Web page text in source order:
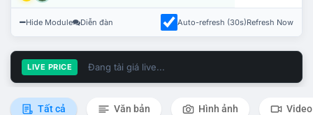
Hide Module Diễn đàn Auto-refresh (30s)Refresh Now
LIVE PRICE Đang tải giá live...
Tất cả Văn bản Hình ảnh Video